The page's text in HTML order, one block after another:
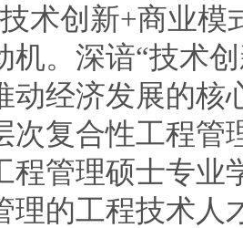
术创新+商业
机。深谙“技术
动经济发展的
次复合性工程管
程管理硕士专业
理的工程技术人